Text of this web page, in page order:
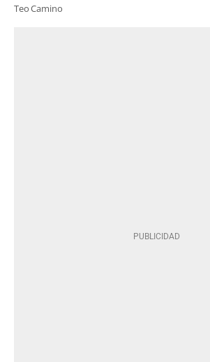
Teo Camino